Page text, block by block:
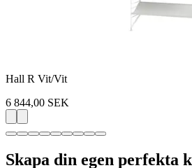
Hall R Vit/Vit
6 844,00 SEK
Skapa din egen perfekta